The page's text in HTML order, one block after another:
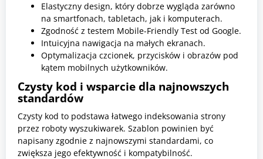
Elastyczny design, który dobrze wygląda zarówno
na smartfonach, tabletach, jak i komputerach.
Zgodność z testem Mobile-Friendly Test od Google.
Intuicyjna nawigacja na małych ekranach.
Optymalizacja czcionek, przycisków i obrazów pod
kątem mobilnych użytkowników.
Czysty kod i wsparcie dla najnowszych
standardów
Czysty kod to podstawa łatwego indeksowania strony
przez roboty wyszukiwarek. Szablon powinien być
napisany zgodnie z najnowszymi standardami, co
zwiększa jego efektywność i kompatybilność.